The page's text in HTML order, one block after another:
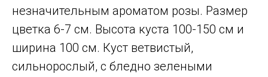
незначительным ароматом розы. Размер
цветка 6-7 см. Высота куста 100-150 см и
ширина 100 см. Куст ветвистый,
сильнорослый, с бледно зелеными